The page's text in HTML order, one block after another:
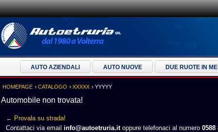
AUTO AZIENDALI AUTO NUOVE DUE RUOTE IN
HOMEPAGE CATALOGO XXXXX YYYYY
Automobile non trovata!
← Provala su strada!
Contattaci via email info@autoetruria.itoppure telefonaci al numero 0588